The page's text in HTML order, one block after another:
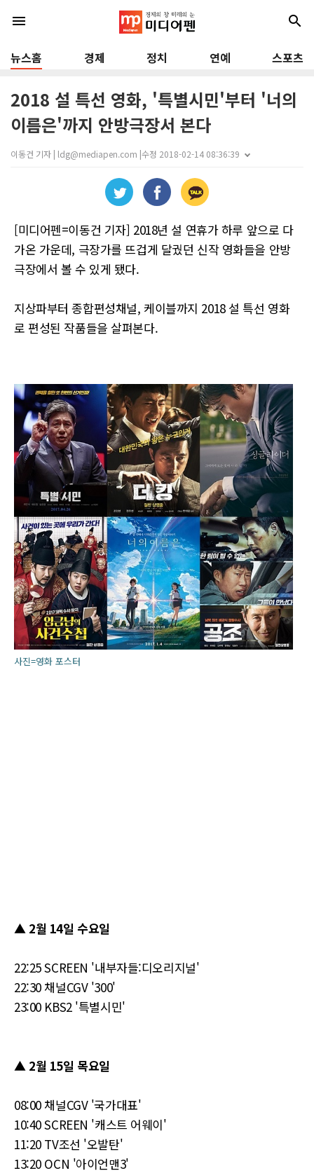
menu search
뉴스홈 경제 정치 연예 스포츠
2018 설 특선 영화, '특별시민'부터 '너의
이름은'까지 안방극장서 본다
이동건 기자 | ldg@mediapen.com |수정 2018-02-14 08:36:39
[미디어펜=이동건 기자] 2018년 설 연휴가 하루 앞으로 다
가온 가운데, 극장가를 뜨겁게 달궜던 신작 영화들을 안방
극장에서 볼 수 있게 됐다.
지상파부터 종합편성채널, 케이블까지 2018 설 특선 영화
로 편성된 작품들을 살펴본다.
사진=영화 포스터
▲ 2월 14일 수요일
22:25 SCREEN '내부자들:디오리지널'
22:30 채널CGV '300'
23:00 KBS2 '특별시민'
▲ 2월 15일 목요일
08:00 채널CGV '국가대표'
10:40 SCREEN '캐스트 어웨이'
11:20 TV조선 '오발탄'
13:20 OCN '아이언맨3'